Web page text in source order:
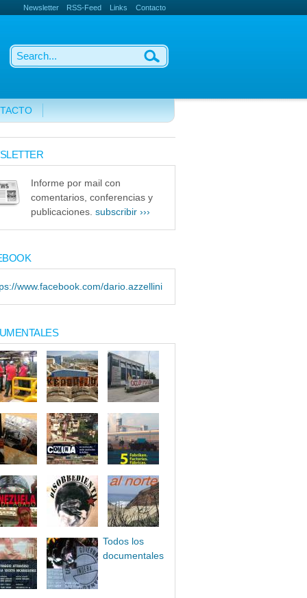
Newsletter RSS-Feed Links Contacto
Informe por mail con
comentarios, conferencias y
publicaciones. subscribir ›››
www.facebook.com/dario.azzellini
Todos los
documentales